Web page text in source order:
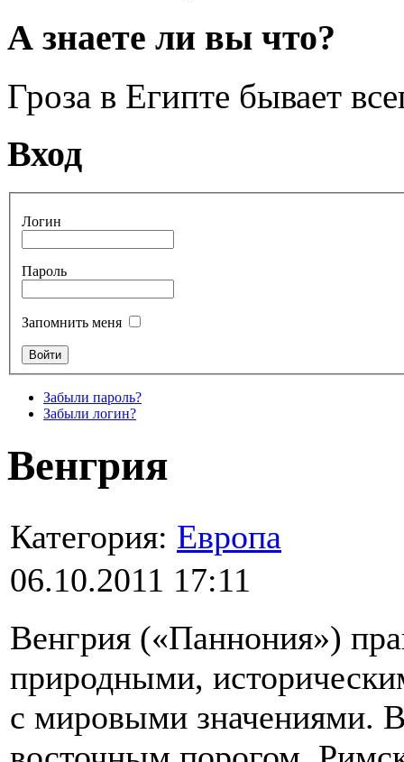
А знаете ли вы что?
Гроза в Египте бывает
Вход
Логин
Пароль
Запомнить меня
Забыли пароль?
Забыли логин?
Венгрия
Категория: Европа
06.10.2011 17:11
Венгрия («Паннония»)
природными,
с мировыми значениями.